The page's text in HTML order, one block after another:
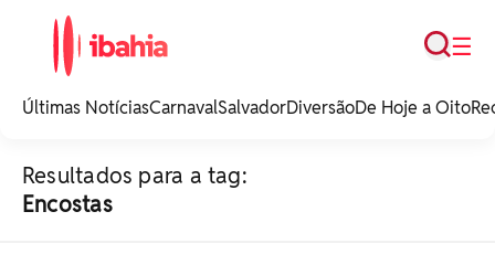
noticias e
☰
Busca
Últimas NotíciasCarnavalSalvadorDiversãoDe Hoje a Oito
Resultados para a tag:
Encostas